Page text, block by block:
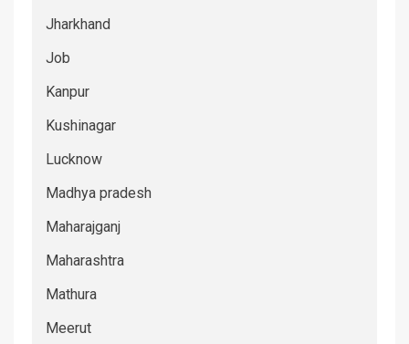
Jharkhand
Job
Kanpur
Kushinagar
Lucknow
Madhya pradesh
Maharajganj
Maharashtra
Mathura
Meerut